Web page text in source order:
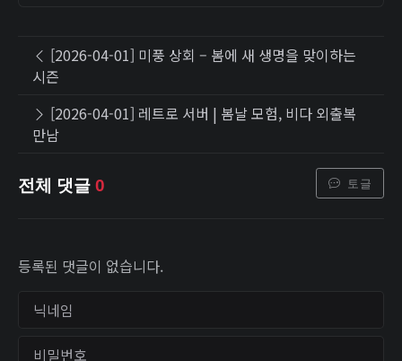
[2026-04-01] 미풍 상회 – 봄에 새 생명을 맞이하는
시즌
[2026-04-01] 레트로 서버 | 봄날 모험, 비다 외출복
만남
전체 댓글 0 토글
등록된 댓글이 없습니다.
닉네임
비밀번호